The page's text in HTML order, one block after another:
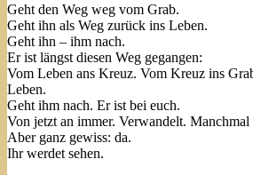
Geht den Weg weg vom Grab.
Geht ihn als Weg zurück ins Leben.
Geht ihn – ihm nach.
Er ist längst diesen Weg gegangen:
Vom Leben ans Kreuz. Vom Kreuz ins
Leben.
Geht ihm nach. Er ist bei euch.
Von jetzt an immer. Verwandelt. Manchmal
Aber ganz gewiss: da.
Ihr werdet sehen.